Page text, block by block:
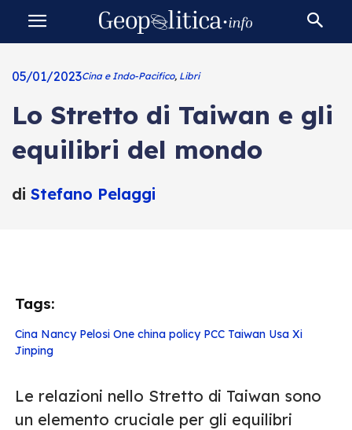
05/01/2023Cina e Indo-Pacifico, Libri
Lo Stretto di Taiwan e gli
equilibri del mondo
di Stefano Pelaggi
Tags:
Cina Nancy Pelosi One china policy PCC Taiwan Usa Xi
Jinping
Le relazioni nello Stretto di Taiwan sono
un elemento cruciale per gli equilibri